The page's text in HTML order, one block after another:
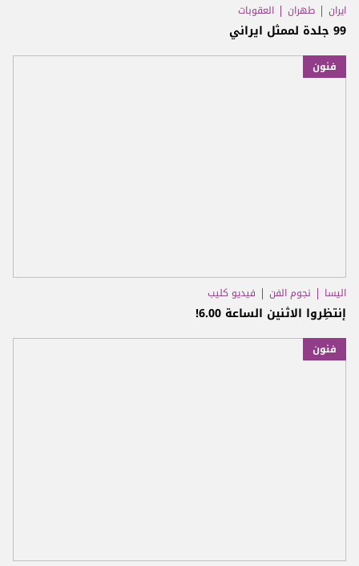
ايران طهران العقوبات
99 جلدة لممثل ايراني
فنون
اليسا نجوم الفن فيديو كليب
إنتظِروا الاثنين الساعة 6.00!
فنون